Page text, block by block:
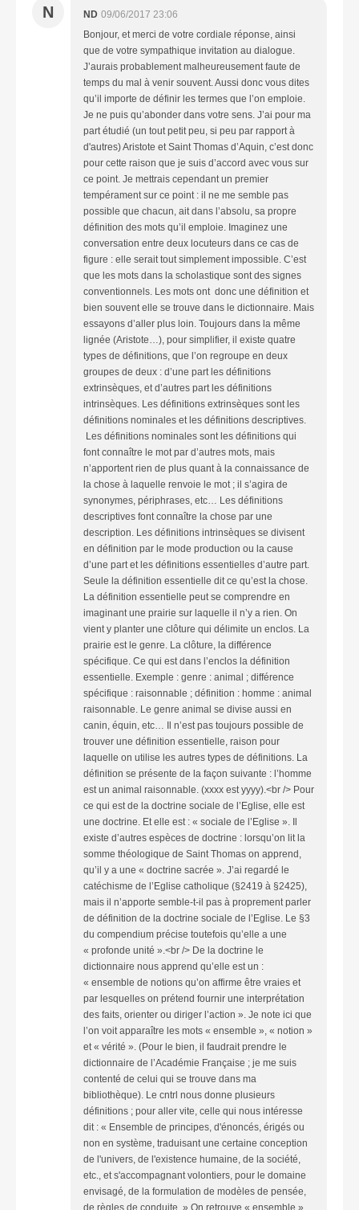
N ND 09/06/2017 23:06
Bonjour, et merci de votre cordiale réponse, ainsi
que de votre sympathique invitation au dialogue.
J’aurais probablement malheureusement faute de
temps du mal à venir souvent. Aussi donc vous dites
qu’il importe de définir les termes que l’on emploie.
Je ne puis qu’abonder dans votre sens. J’ai pour ma
part étudié (un tout petit peu, si peu par rapport à
d'autres) Aristote et Saint Thomas d’Aquin, c’est donc
pour cette raison que je suis d’accord avec vous sur
ce point. Je mettrais cependant un premier
tempérament sur ce point : il ne me semble pas
possible que chacun, ait dans l’absolu, sa propre
définition des mots qu’il emploie. Imaginez une
conversation entre deux locuteurs dans ce cas de
figure : elle serait tout simplement impossible. C’est
que les mots dans la scholastique sont des signes
conventionnels. Les mots ont donc une définition et
bien souvent elle se trouve dans le dictionnaire. Mais
essayons d’aller plus loin. Toujours dans la même
lignée (Aristote…), pour simplifier, il existe quatre
types de définitions, que l’on regroupe en deux
groupes de deux : d’une part les définitions
extrinsèques, et d’autres part les définitions
intrinsèques. Les définitions extrinsèques sont les
définitions nominales et les définitions descriptives.
Les définitions nominales sont les définitions qui
font connaître le mot par d’autres mots, mais
n’apportent rien de plus quant à la connaissance de
la chose à laquelle renvoie le mot ; il s’agira de
synonymes, périphrases, etc… Les définitions
descriptives font connaître la chose par une
description. Les définitions intrinsèques se divisent
en définition par le mode production ou la cause
d’une part et les définitions essentielles d’autre part.
Seule la définition essentielle dit ce qu’est la chose.
La définition essentielle peut se comprendre en
imaginant une prairie sur laquelle il n’y a rien. On
vient y planter une clôture qui délimite un enclos. La
prairie est le genre. La clôture, la différence
spécifique. Ce qui est dans l’enclos la définition
essentielle. Exemple : genre : animal ; différence
spécifique : raisonnable ; définition : homme : animal
raisonnable. Le genre animal se divise aussi en
canin, équin, etc… Il n’est pas toujours possible de
trouver une définition essentielle, raison pour
laquelle on utilise les autres types de définitions. La
définition se présente de la façon suivante : l’homme
est un animal raisonnable. (xxxx est yyyy).<br /> Pour
ce qui est de la doctrine sociale de l’Eglise, elle est
une doctrine. Et elle est : « sociale de l’Eglise ». Il
existe d’autres espèces de doctrine : lorsqu’on lit la
somme théologique de Saint Thomas on apprend,
qu’il y a une « doctrine sacrée ». J’ai regardé le
catéchisme de l’Eglise catholique (§2419 à §2425),
mais il n’apporte semble-t-il pas à proprement parler
de définition de la doctrine sociale de l’Eglise. Le §3
du compendium précise toutefois qu’elle a une
« profonde unité ».<br /> De la doctrine le
dictionnaire nous apprend qu’elle est un :
« ensemble de notions qu’on affirme être vraies et
par lesquelles on prétend fournir une interprétation
des faits, orienter ou diriger l’action ». Je note ici que
l’on voit apparaître les mots « ensemble », « notion »
et « vérité ». (Pour le bien, il faudrait prendre le
dictionnaire de l’Académie Française ; je me suis
contenté de celui qui se trouve dans ma
bibliothèque). Le cntrl nous donne plusieurs
définitions ; pour aller vite, celle qui nous intéresse
dit : « Ensemble de principes, d'énoncés, érigés ou
non en système, traduisant une certaine conception
de l'univers, de l'existence humaine, de la société,
etc., et s'accompagnant volontiers, pour le domaine
envisagé, de la formulation de modèles de pensée,
de règles de conduite. » On retrouve « ensemble »,